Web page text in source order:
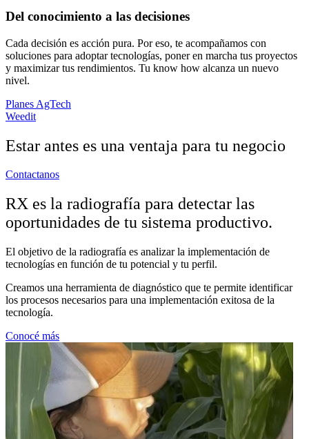
Del conocimiento a las decisiones
Cada decisión es acción pura. Por eso, te acompañamos con
soluciones para adoptar tecnologías, poner en marcha tus proyectos
y maximizar tus rendimientos. Tu know how alcanza un nuevo
nivel.
Planes AgTech
Weedit
Estar antes es una ventaja para tu negocio
Contactanos
RX es la radiografía para detectar las
oportunidades de tu sistema productivo.
El objetivo de la radiografía es analizar la implementación de
tecnologías en función de tu potencial y tu perfil.
Creamos una herramienta de diagnóstico que te permite identificar
los procesos necesarios para una implementación exitosa de la
tecnología.
Conocé más